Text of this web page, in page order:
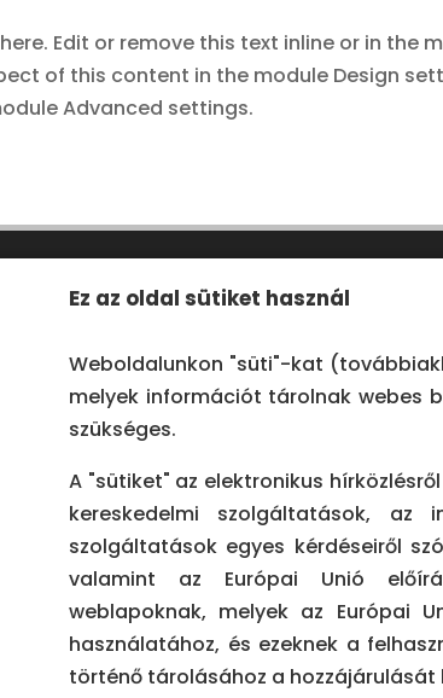
Edit or remove this text inline or in the
of this content in the module Design
Advanced settings.
CÍM
1061 Budapest,
Király utca 14.
Ez az oldal sütiket használ
Weboldalunkon "süti"-kat
melyek információt tárolnak webes
szükséges.
A "sütiket" az elektronikus
kereskedelmi szolgáltatások, az
szolgáltatások egyes kérdéseiről
valamint az Európai Unió
weblapoknak, melyek az Európai
használatához, és ezeknek a
történő tárolásához a hozzájárulását